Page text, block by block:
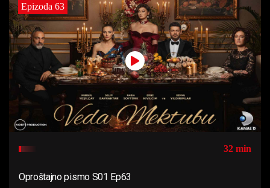
Epizoda 63
32 min
Oproštajno pismo S01 Ep63